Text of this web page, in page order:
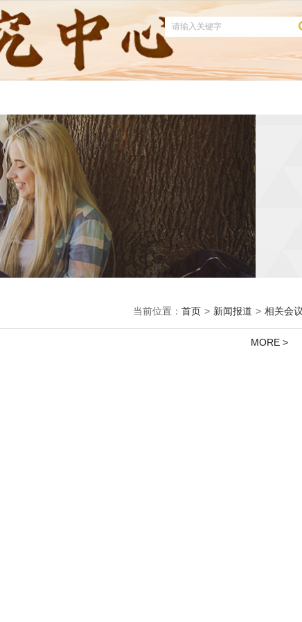
当前位置： 首页 > 新闻报道 > 相关会
MORE >